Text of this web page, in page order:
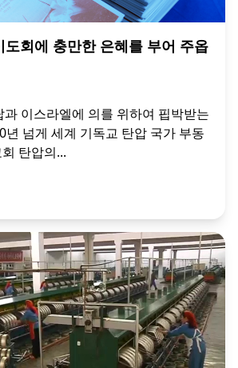
회에 충만한 은혜를 부어 주옵
과 이스라엘에 의를 위하여 핍박받는
년 넘게 세계 기독교 탄압 국가 부동
탄압의...